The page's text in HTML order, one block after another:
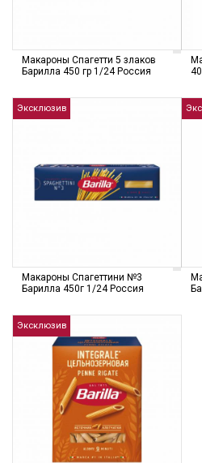
Макароны Спагетти 5 злаков
Барилла 450 гр 1/24 Россия
Эксклюзив
Макароны Спагеттини №3
Барилла 450г 1/24 Россия
Эксклюзив